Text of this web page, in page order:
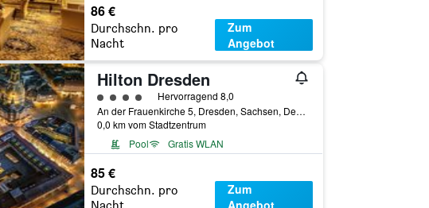
86 €
Durchschn. pro
Nacht
Zum
Angebot
Hilton Dresden
Bewertungskategorie 4
Hervorragend 8,0
An der Frauenkirche 5, Dresden, Sachsen, Deutschland
0,0 km vom Stadtzentrum
Pool
Gratis WLAN
85 €
Durchschn. pro
Zum
Angebot